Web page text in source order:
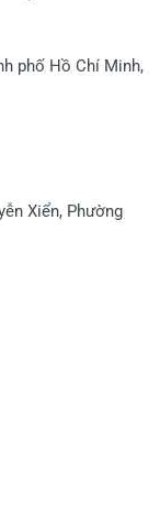
phố Hồ Chí Minh,
Xiển, Phường